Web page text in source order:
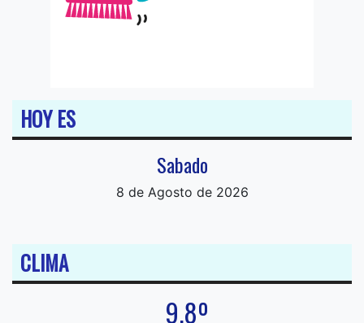
HOY ES
Sabado
8 de Agosto de 2026
CLIMA
9.8º